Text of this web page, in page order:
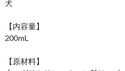
犬
【内容量】
200mL
【原材料】